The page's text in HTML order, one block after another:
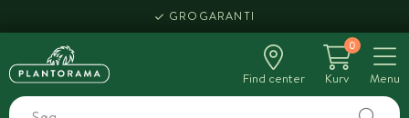
HENT SAMME DAG
Find center
0
Kurv
Menu